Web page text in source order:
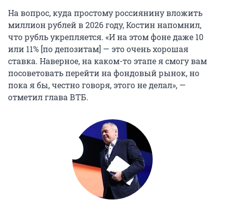
На вопрос, куда простому россиянину вложить
миллион рублей в 2026 году, Костин напомнил,
что рубль укрепляется. «И на этом фоне даже 10
или 11% [по депозитам] — это очень хорошая
ставка. Наверное, на каком-то этапе я смогу вам
посоветовать перейти на фондовый рынок, но
пока я бы, честно говоря, этого не делал», —
отметил глава ВТБ.